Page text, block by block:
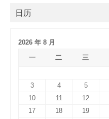
日历
2026 年 8 月
一
二 三
3
4 5
10
11 12
17
18 19